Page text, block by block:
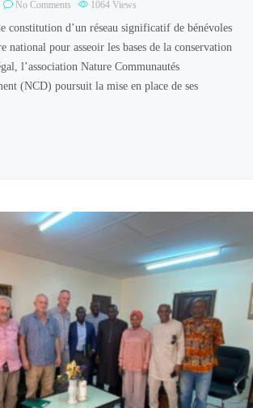
No Comments 1064 Views
constitution d’un réseau significatif de bénévoles
national pour asseoir les bases de la conservation
l’association Nature Communautés
(NCD) poursuit la mise en place de ses